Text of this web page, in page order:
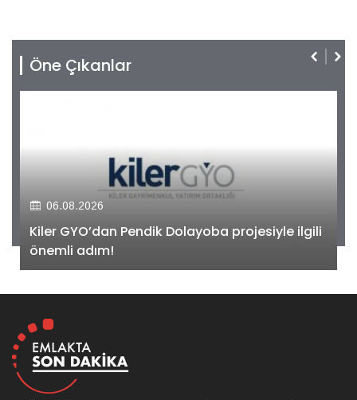
Öne Çıkanlar
06.08.2026
Kiler GYO’dan Pendik Dolayoba projesiyle ilgili
önemli adım!